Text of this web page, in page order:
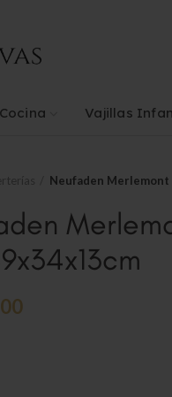
Cocina Vajillas
Neufaden Merlemont